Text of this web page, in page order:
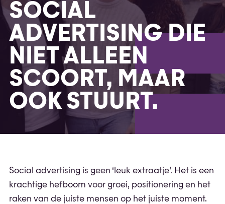
SOCIAL
ADVERTISING DIE
NIET ALLEEN
SCOORT, MAAR
OOK STUURT.
Social advertising is geen ‘leuk extraatje’. Het is een
krachtige hefboom voor groei, positionering en het
raken van de juiste mensen op het juiste moment.